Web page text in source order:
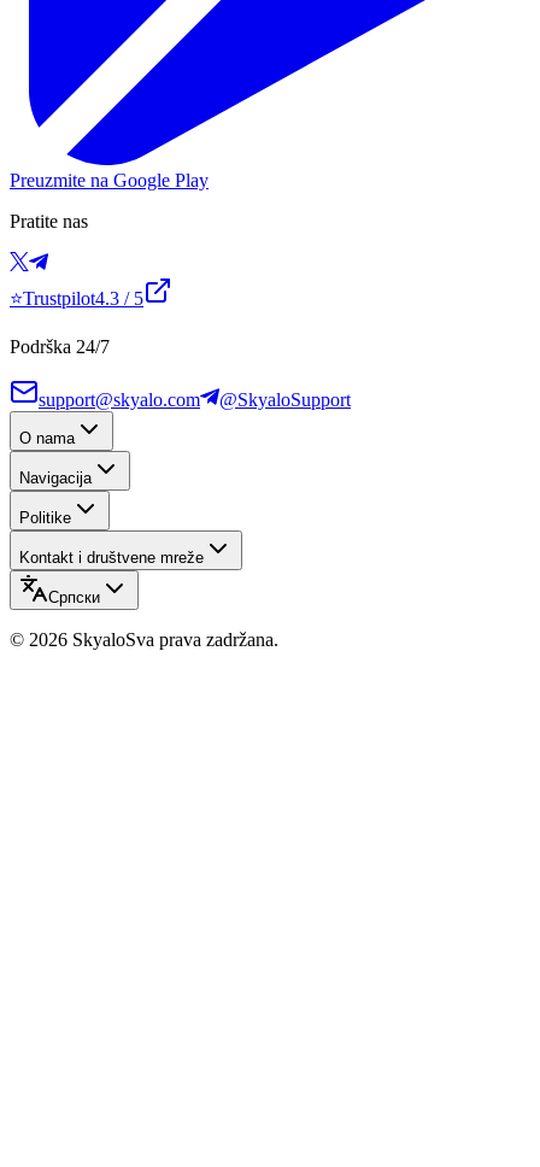
Preuzmite na Google Play
Pratite nas
⭐Trustpilot4.3 / 5
Podrška 24/7
support@skyalo.com @SkyaloSupport
O nama
Navigacija
Politike
Kontakt i društvene mreže
Српски
© 2026 SkyaloSva prava zadržana.